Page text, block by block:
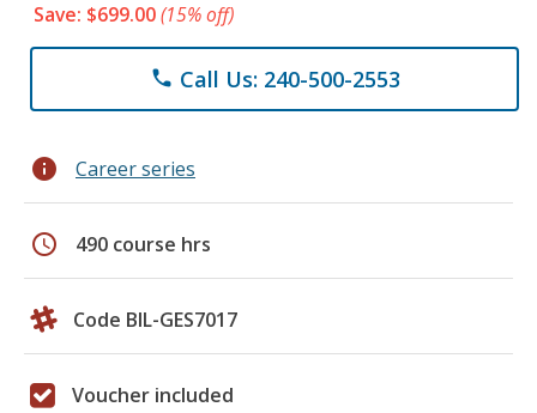
Save: $699.00(15% off)
phone Call Us: 240-500-2553
info Career series
schedule 490 course hrs
Code BIL-GES7017
Voucher included